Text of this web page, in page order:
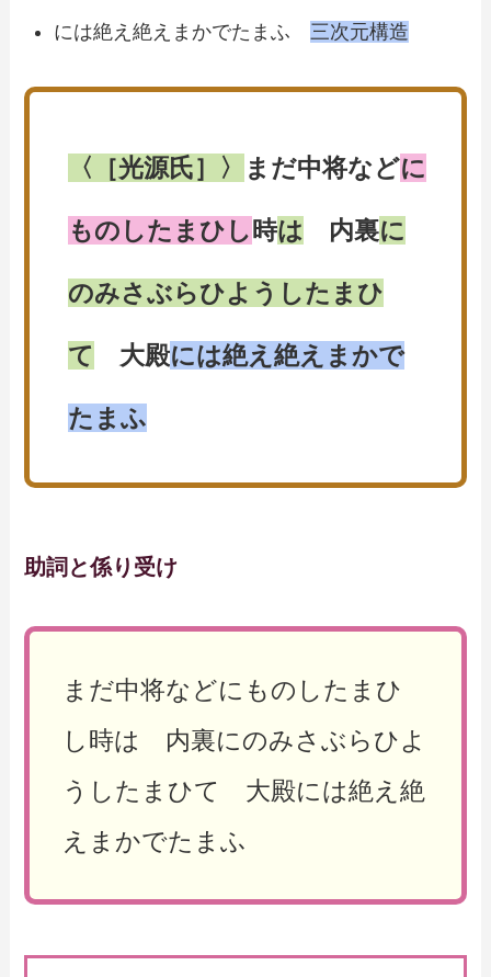
には絶え絶えまかでたまふ三次元構造
〈［光源氏］〉 まだ中将などに
ものしたまひし時は 内裏に
のみさぶらひようしたまひ
て 大殿には絶え絶えまかで
たまふ
助詞と係り受け
まだ中将などにものしたまひ
し時は 内裏にのみさぶらひよ
うしたまひて 大殿には絶え絶
えまかでたまふ